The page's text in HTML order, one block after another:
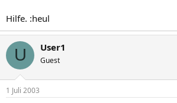
Hilfe. :heul
U User1
Guest
1 Juli 2003